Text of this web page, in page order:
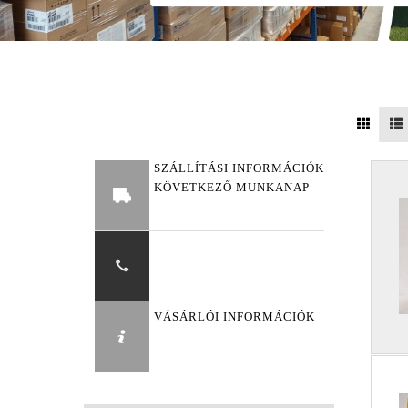
SZÁLLÍTÁSI INFORMÁCIÓK
KÖVETKEZŐ MUNKANAP
VÁSÁRLÓI INFORMÁCIÓK